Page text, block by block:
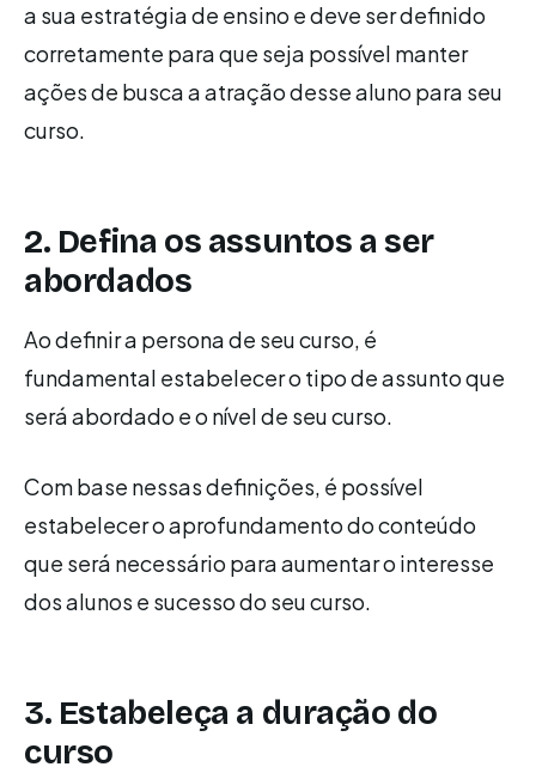
a sua estratégia de ensino e deve ser definido
corretamente para que seja possível manter
ações de busca a atração desse aluno para seu
curso.
2. Defina os assuntos a ser
abordados
Ao definir a persona de seu curso, é
fundamental estabelecer o tipo de assunto que
será abordado e o nível de seu curso.
Com base nessas definições, é possível
estabelecer o aprofundamento do conteúdo
que será necessário para aumentar o interesse
dos alunos e sucesso do seu curso.
3. Estabeleça a duração do
curso